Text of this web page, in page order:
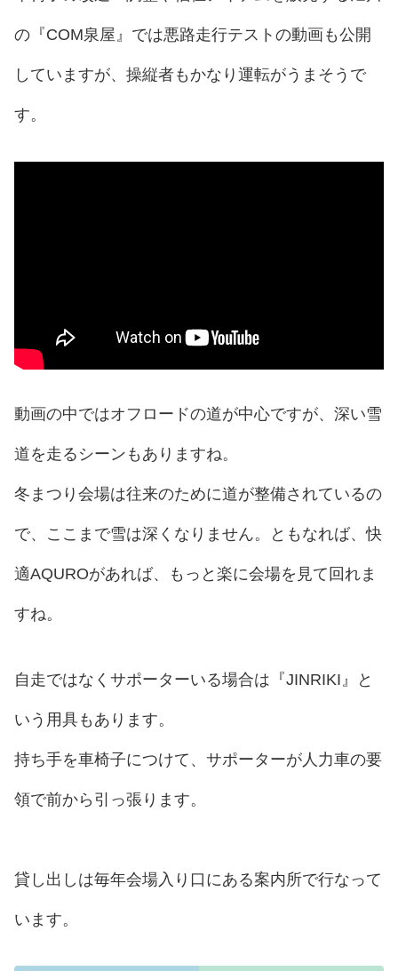
の『COM泉屋』では悪路走行テストの動画も公開
していますが、操縦者もかなり運転がうまそうで
す。
動画の中ではオフロードの道が中心ですが、深い雪
道を走るシーンもありますね。
冬まつり会場は往来のために道が整備されているの
で、ここまで雪は深くなりません。ともなれば、快
適AQUROがあれば、もっと楽に会場を見て回れま
すね。
自走ではなくサポーターいる場合は『JINRIKI』と
いう用具もあります。
持ち手を車椅子につけて、サポーターが人力車の要
領で前から引っ張ります。
貸し出しは毎年会場入り口にある案内所で行なって
います。